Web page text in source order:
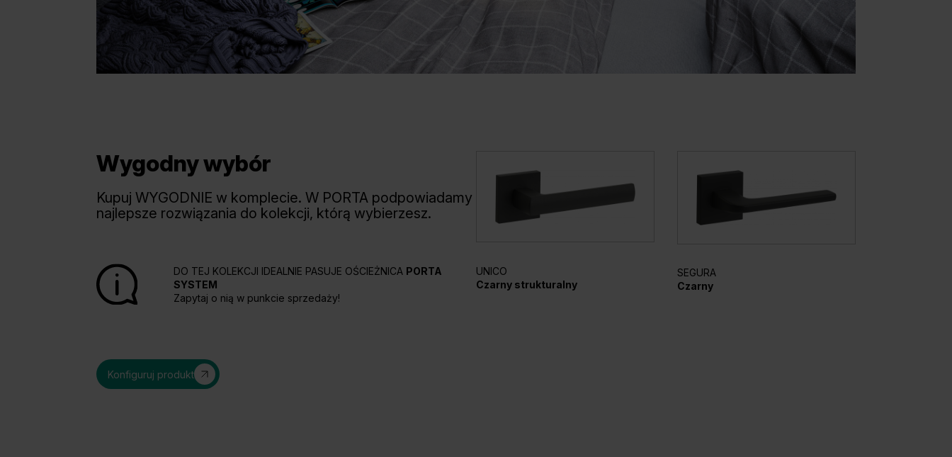
Wygodny wybór
Kupuj WYGODNIE w komplecie. W PORTA podpowiadamy
najlepsze rozwiązania do kolekcji, którą wybierzesz.
DO TEJ KOLEKCJI IDEALNIE PASUJE OŚCIEŻNICA PORTA
SYSTEM
Zapytaj o nią w punkcie sprzedaży!
Konfiguruj produkt
UNICO
Czarny strukturalny
SEGURA
Czarny